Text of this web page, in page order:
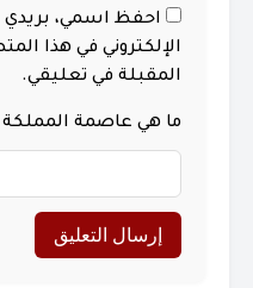
احفظ اسمي، بريدي
الإلكتروني في هذا
المقبلة في تعليقي.
ما هي عاصمة المملكة